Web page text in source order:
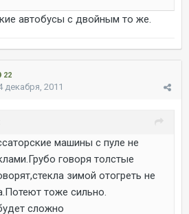
автобусы с двойным то же.
22
декабря, 2011
машины с пуле не
говоря толстые
зимой отогреть не
тоже сильно.
сложно